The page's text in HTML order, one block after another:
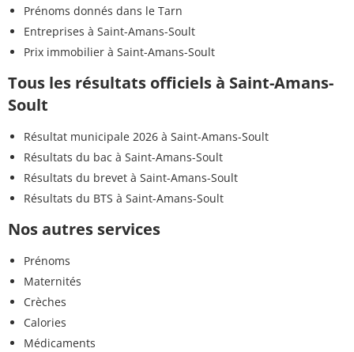
Prénoms donnés dans le Tarn
Entreprises à Saint-Amans-Soult
Prix immobilier à Saint-Amans-Soult
Tous les résultats officiels à Saint-Amans-
Soult
Résultat municipale 2026 à Saint-Amans-Soult
Résultats du bac à Saint-Amans-Soult
Résultats du brevet à Saint-Amans-Soult
Résultats du BTS à Saint-Amans-Soult
Nos autres services
Prénoms
Maternités
Crèches
Calories
Médicaments